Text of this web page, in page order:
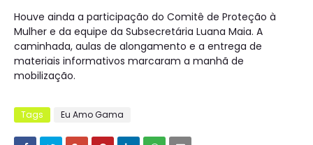
Houve ainda a participação do Comitê de Proteção à
Mulher e da equipe da Subsecretária Luana Maia. A
caminhada, aulas de alongamento e a entrega de
materiais informativos marcaram a manhã de
mobilização.
Tags Eu Amo Gama